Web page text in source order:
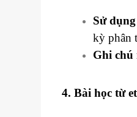
Sử
kỳ phân
Ghi
4. Bài học từ